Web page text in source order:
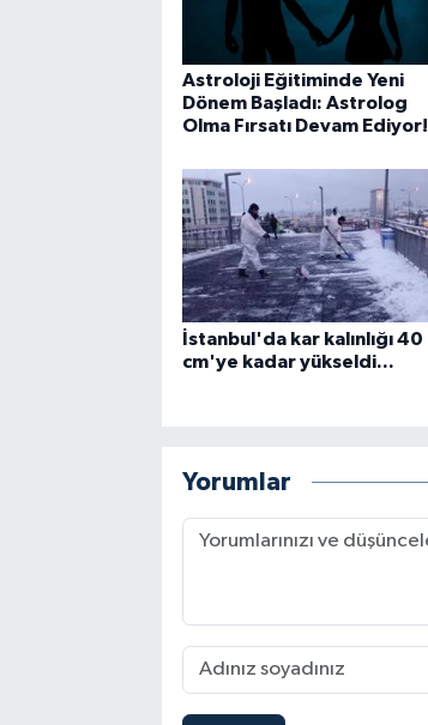
Astroloji Eğitiminde Yeni
Dönem Başladı: Astrolog
Olma Fırsatı Devam Ediyor!
İstanbul'da kar kalınlığı 40
cm'ye kadar yükseldi...
Yorumlar